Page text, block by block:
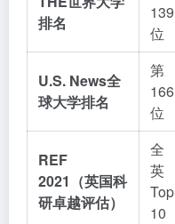
排名
139
位
U.S. News全
球大学排名
第
166
位
REF
2021（英国科
研卓越评估）
全
英
Top
10